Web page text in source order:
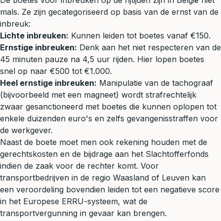
mals. Ze zijn gecategoriseerd op basis van de ernst van de
inbreuk:
Lichte inbreuken: Kunnen leiden tot boetes vanaf €150.
Ernstige inbreuken: Denk aan het niet respecteren van de
45 minuten pauze na 4,5 uur rijden. Hier lopen boetes
snel op naar €500 tot €1.000.
Heel ernstige inbreuken: Manipulatie van de tachograaf
(bijvoorbeeld met een magneet) wordt strafrechtelijk
zwaar gesanctioneerd met boetes die kunnen oplopen tot
enkele duizenden euro's en zelfs gevangenisstraffen voor
de werkgever.
Naast de boete moet men ook rekening houden met de
gerechtskosten en de bijdrage aan het Slachtofferfonds
indien de zaak voor de rechter komt. Voor
transportbedrijven in de regio Waasland of Leuven kan
een veroordeling bovendien leiden tot een negatieve score
in het Europese ERRU-systeem, wat de
transportvergunning in gevaar kan brengen.